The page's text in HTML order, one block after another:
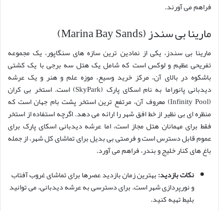
فراهم می آورند.
مارینا بی سندز (Marina Bay Sands)
مارینا بی سندز، یکی از نمادین ترین سازه های سنگاپور، یک مجموعه
تفریحی عظیم و لوکس است که شامل یک هتل سه برجی با یک کشتی
باشکوه در بالای آن، مرکز خرید وسیع، موزه علم و هنر و یک عرشه
دیدبانی پانوراما به نام اسکای پارک (SkyPark) است. استخر بی کران
(Infinity Pool) معروف آن، مرتفع ترین استخر پشت بام جهان است که
منظره ای بی نظیر از خط افق شهر را ارائه می دهد. اگرچه استفاده از استخر
فقط برای مهمانان هتل مجاز است، اما عرشه دیدبانی اسکای پارک برای
عموم قابل دسترس است و فرصتی بی بدیل برای تماشای کل شهر، از جمله
باغ های کنار خلیج و بندر، فراهم می آورد.
نکات بازدید:بهترین زمان بازدید عصرها برای تماشای غروب آفتاب
و نورپردازی شهر است. برای دسترسی به عرشه دیدبانی، می توانید
بلیط تهیه کنید.